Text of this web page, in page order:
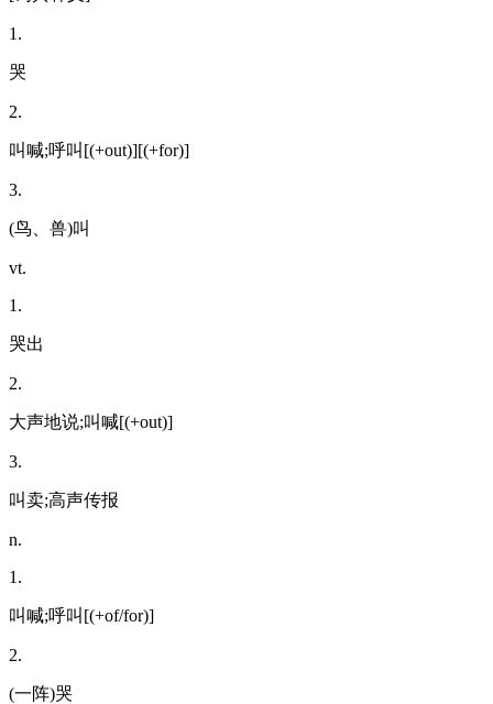
1.
哭
2.
叫喊;呼叫[(+out)][(+for)]
3.
(鸟、兽)叫
vt.
1.
哭出
2.
大声地说;叫喊[(+out)]
3.
叫卖;高声传报
n.
1.
叫喊;呼叫[(+of/for)]
2.
(一阵)哭